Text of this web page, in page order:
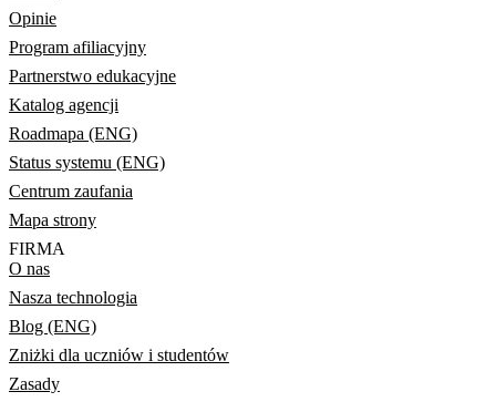
Opinie
Program afiliacyjny
Partnerstwo edukacyjne
Katalog agencji
Roadmapa (ENG)
Status systemu (ENG)
Centrum zaufania
Mapa strony
FIRMA
O nas
Nasza technologia
Blog (ENG)
Zniżki dla uczniów i studentów
Zasady